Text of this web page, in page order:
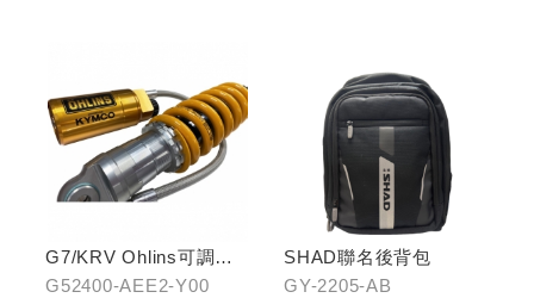
G7/KRV Ohlins可調避
震器
G52400-AEE2-Y00
SHAD聯名後背包
GY-2205-AB